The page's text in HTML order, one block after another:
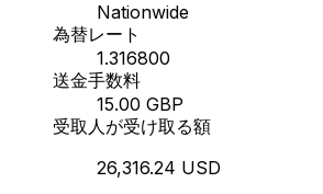
Nationwide
為替レート
1.316800
送金手数料
15.00 GBP
受取人が受け取る額
26,316.24 USD